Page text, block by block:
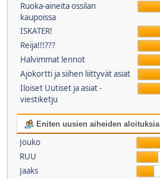
Ruoka-aineita ossilan
kaupoissa
ISKATER!
Reija!!!???
Halvimmat lennot
Ajokortti ja siihen liittyvät asiat
Iloiset Uutiset ja asiat -
viestiketju
Eniten uusien aiheiden aloituksia
Jouko
RUU
Jaaks